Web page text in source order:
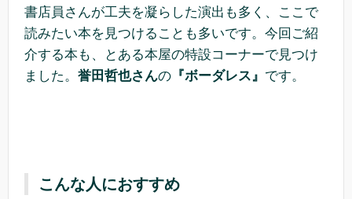
書店員さんが工夫を凝らした演出も多く、ここで
読みたい本を見つけることも多いです。今回ご紹
介する本も、とある本屋の特設コーナーで見つけ
ました。 誉田哲也さんの 『ボーダレス』 です。
こんな人におすすめ